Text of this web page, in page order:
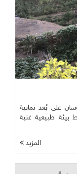
على بُعد ثمانية
طبيعية غنية
المزيد